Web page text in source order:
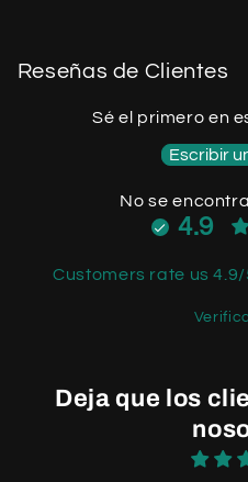
Reseñas de Clientes
Sé el primero en
Escribir
No se
4.9
Customers rate us
Deja que los